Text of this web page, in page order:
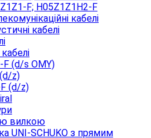
F; H05Z1Z1H2-F
кабелі
кабелі
F (d/s OMY)
z)
(d/z)
вилкою
UNI-SCHUKO з прямим